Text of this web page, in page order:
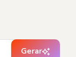
Gerar